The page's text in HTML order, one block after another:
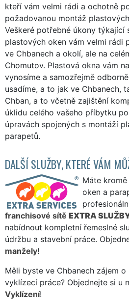
kteří vám velmi rádi a ochotně
požadovanou montáž
Veškeré potřebné úkony týkající
plastových oken vám velmi rádi
ve Chbanech a okolí, ale na
Chomutov. Plastová okna vám
vynosíme a samozřejmě
usadíme, a to jak ve Chbanech,
Chban, a to včetně zajištění
úklidu celého vašeho příbytku
úpravách spojených s montáží
parapetů.
DALŠÍ SLUŽBY, KTERÉ VÁM
Máte
oken a
franchisové sítě EXTRA
nabídnout kompletní řemeslné
údržbu a stavební práce.
manžely!
Měli byste ve Chbanech zájem
vyklízecí práce? Objednejte si u
Vyklízení!